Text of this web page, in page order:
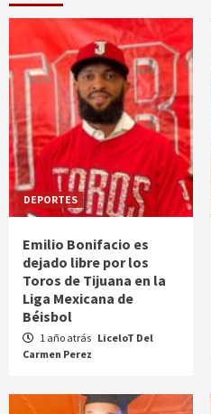
DEPORTES
Emilio Bonifacio es
dejado libre por los
Toros de Tijuana en la
Liga Mexicana de
Béisbol
1 año atrás LiceloT Del
Carmen Perez